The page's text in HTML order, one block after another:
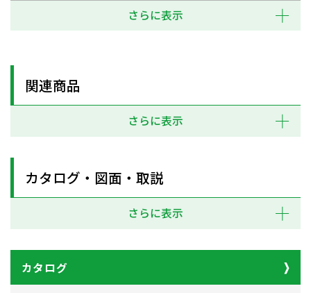
さらに表示
関連商品
さらに表示
カタログ・図面・取説
さらに表示
カタログ